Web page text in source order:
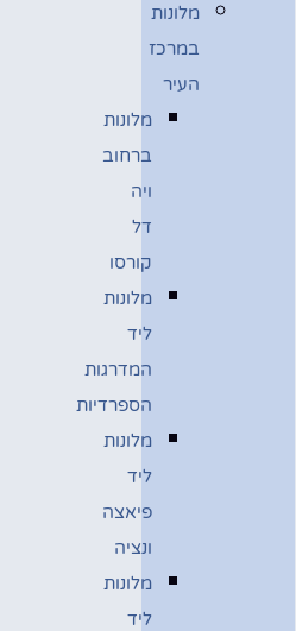
מלונות
במרכז
העיר
מלונות
ברחוב
ויה
דל
קורסו
מלונות
ליד
המדרגות
הספרדיות
מלונות
ליד
פיאצה
ונציה
מלונות
ליד